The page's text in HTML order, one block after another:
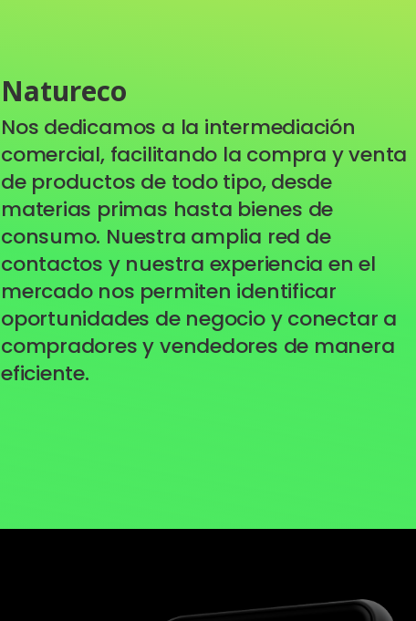
Natureco
Nos dedicamos a la intermediación
comercial, facilitando la compra y venta
de productos de todo tipo, desde
materias primas hasta bienes de
consumo. Nuestra amplia red de
contactos y nuestra experiencia en el
mercado nos permiten identificar
oportunidades de negocio y conectar a
compradores y vendedores de manera
eficiente.